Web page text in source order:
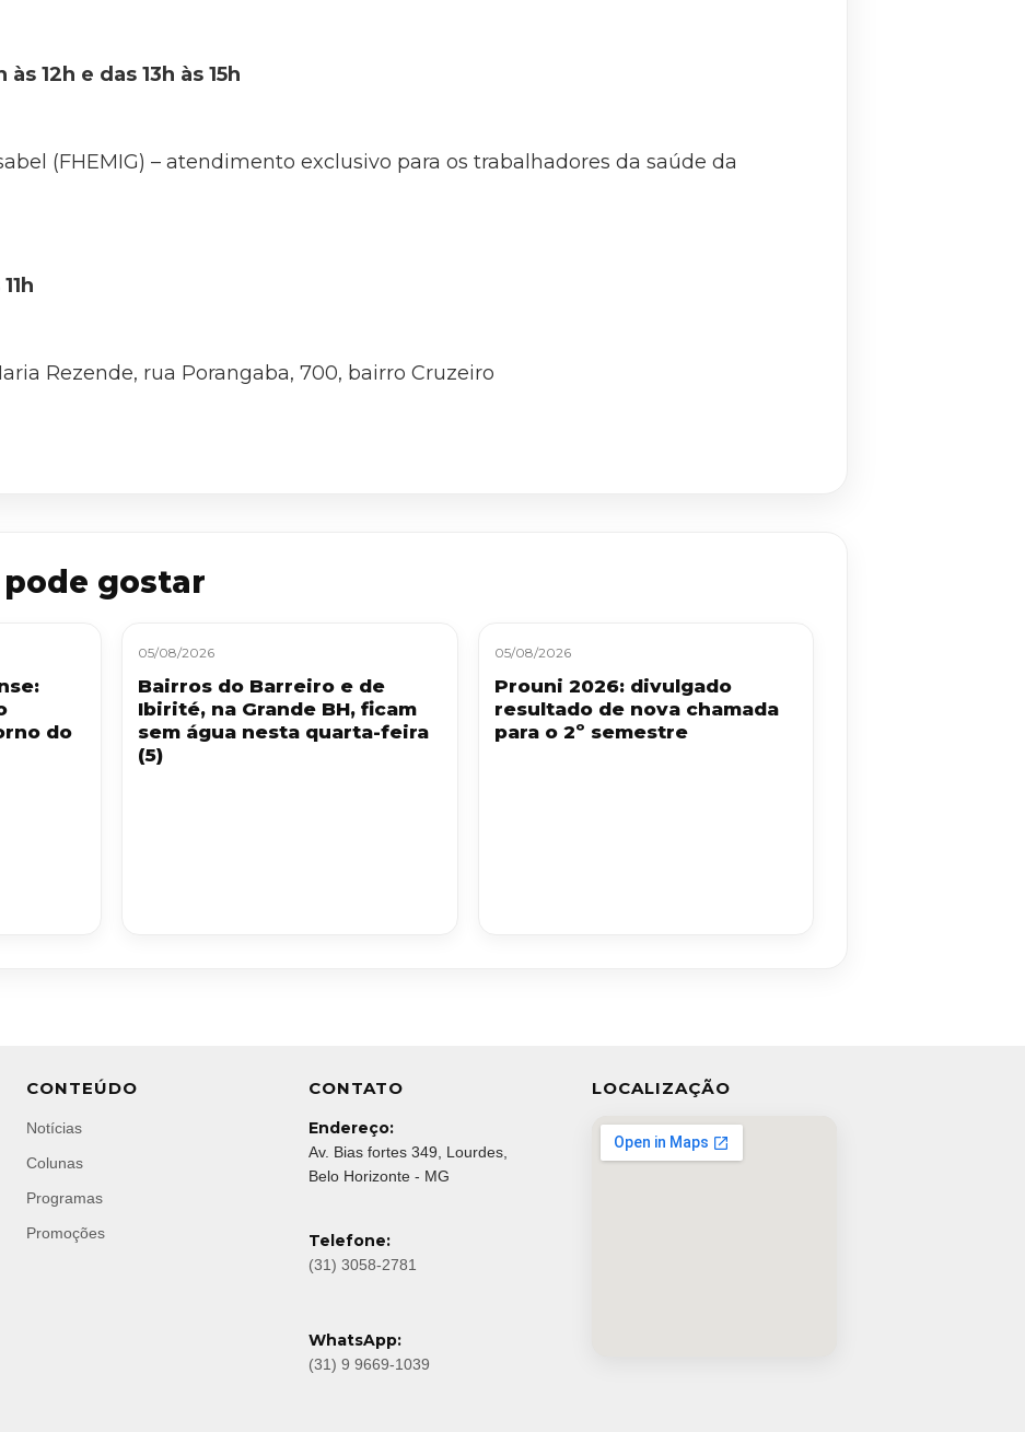
12h e das 13h às 15h
(FHEMIG) – atendimento exclusivo para os trabalhadores da saúde da
Rezende, rua Porangaba, 700, bairro Cruzeiro
gostar
do
05/08/2026
Bairros do Barreiro e de
Ibirité, na Grande BH, ficam
sem água nesta quarta-feira
(5)
05/08/2026
Prouni 2026: divulgado
resultado de nova chamada
para o 2º semestre
CONTEÚDO
Notícias
Colunas
Programas
Promoções
CONTATO
Endereço:
Av. Bias fortes 349, Lourdes,
Belo Horizonte - MG
Telefone:
(31) 3058-2781
WhatsApp:
(31) 9 9669-1039
LOCALIZAÇÃO